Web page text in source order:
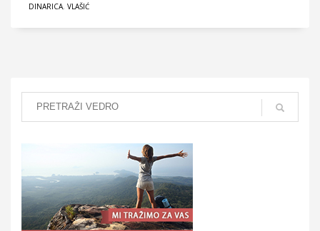
DINARICA, VLAŠIĆ